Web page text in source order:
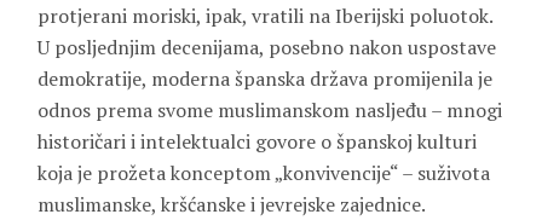
protjerani moriski, ipak, vratili na Iberijski poluotok.
U posljednjim decenijama, posebno nakon uspostave
demokratije, moderna španska država promijenila je
odnos prema svome muslimanskom nasljeđu – mnogi
historičari i intelektualci govore o španskoj kulturi
koja je prožeta konceptom „konvivencije“ – suživota
muslimanske, kršćanske i jevrejske zajednice.